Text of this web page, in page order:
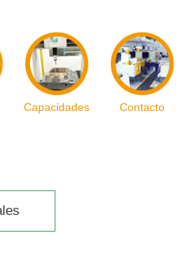
Capacidades Contacto